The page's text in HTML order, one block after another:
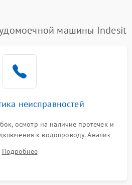
1800 ₽ Подробнее →
машины Indesit
неисправностей
осмотр на наличие протечек и
к водопроводу. Анализ
слива, нагрева, вращения
срабатывание системы защиты
Подробнее